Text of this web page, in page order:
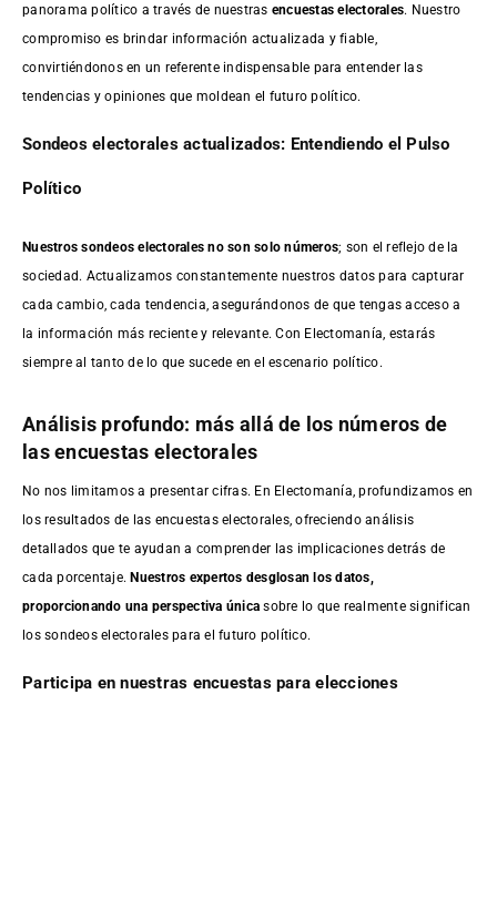
panorama político a través de nuestras encuestas electorales. Nuestro
compromiso es brindar información actualizada y fiable,
convirtiéndonos en un referente indispensable para entender las
tendencias y opiniones que moldean el futuro político.
Sondeos electorales actualizados: Entendiendo el Pulso
Político
Nuestros sondeos electorales no son solo números; son el reflejo de la
sociedad. Actualizamos constantemente nuestros datos para capturar
cada cambio, cada tendencia, asegurándonos de que tengas acceso a
la información más reciente y relevante. Con Electomanía, estarás
siempre al tanto de lo que sucede en el escenario político.
Análisis profundo: más allá de los números de
las encuestas electorales
No nos limitamos a presentar cifras. En Electomanía, profundizamos en
los resultados de las encuestas electorales, ofreciendo análisis
detallados que te ayudan a comprender las implicaciones detrás de
cada porcentaje.Nuestros expertos desglosan los datos,
proporcionando una perspectiva única sobre lo que realmente significan
los sondeos electorales para el futuro político.
Participa en nuestras encuestas para elecciones